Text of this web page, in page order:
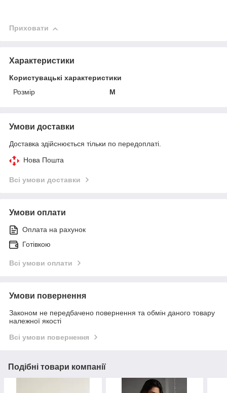
Приховати
Характеристики
Користувацькі характеристики
Розмір
M
Умови доставки
Доставка здійснюється тільки по передоплаті.
Нова Пошта
Всі умови доставки
Умови оплати
Оплата на рахунок
Готівкою
Всі умови оплати
Умови повернення
Законом не передбачено повернення та обмін даного товару
належної якості
Всі умови повернення
Подібні товари компанії